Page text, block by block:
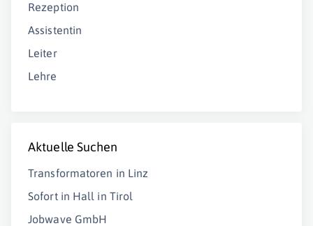
Rezeption
Assistentin
Leiter
Lehre
Aktuelle Suchen
Transformatoren in Linz
Sofort in Hall in Tirol
Jobwave GmbH